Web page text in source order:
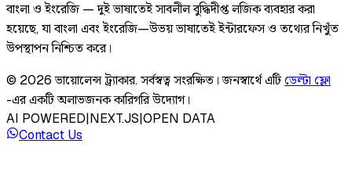
বাংলা ও ইংরেজি — দুই ভাষাতেই সাবলীল বুদ্ধিদীপ্ত লজিক ব্যবহার করা
হয়েছে, যা বাংলা এবং ইংরেজি—উভয় ভাষাতেই ইন্টারফেস ও তথ্যের নিখুঁত
উপস্থাপন নিশ্চিত করে।
© 2026 ভায়োলেন্স ট্র্যাকার.সর্বস্বত্ব সংরক্ষিত। জনস্বার্থে এটিডেল্টা ফ্লো
-এর একটি অলাভজনক কারিগরি উদ্যোগ।
AI POWERED|NEXT.JS|OPEN DATA
Contact Us